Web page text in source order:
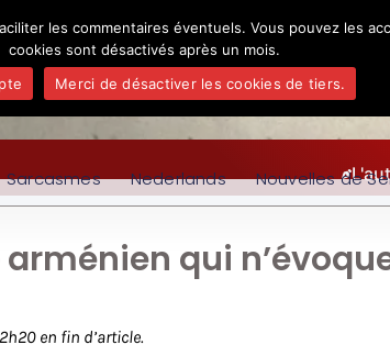
Sarcasmes Nederlands Nouvelles de
qui
en fin d’article.
les commentaires éventuels. Vous pouvez les
cookies sont désactivés après un mois.
Merci de désactiver les cookies de tiers.